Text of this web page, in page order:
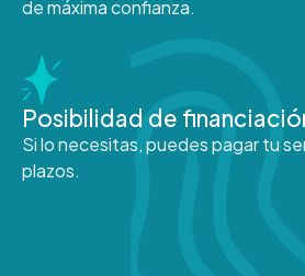
de máxima confianza.
Posibilidad de
Si lo necesitas, puedes pagar tu
plazos.